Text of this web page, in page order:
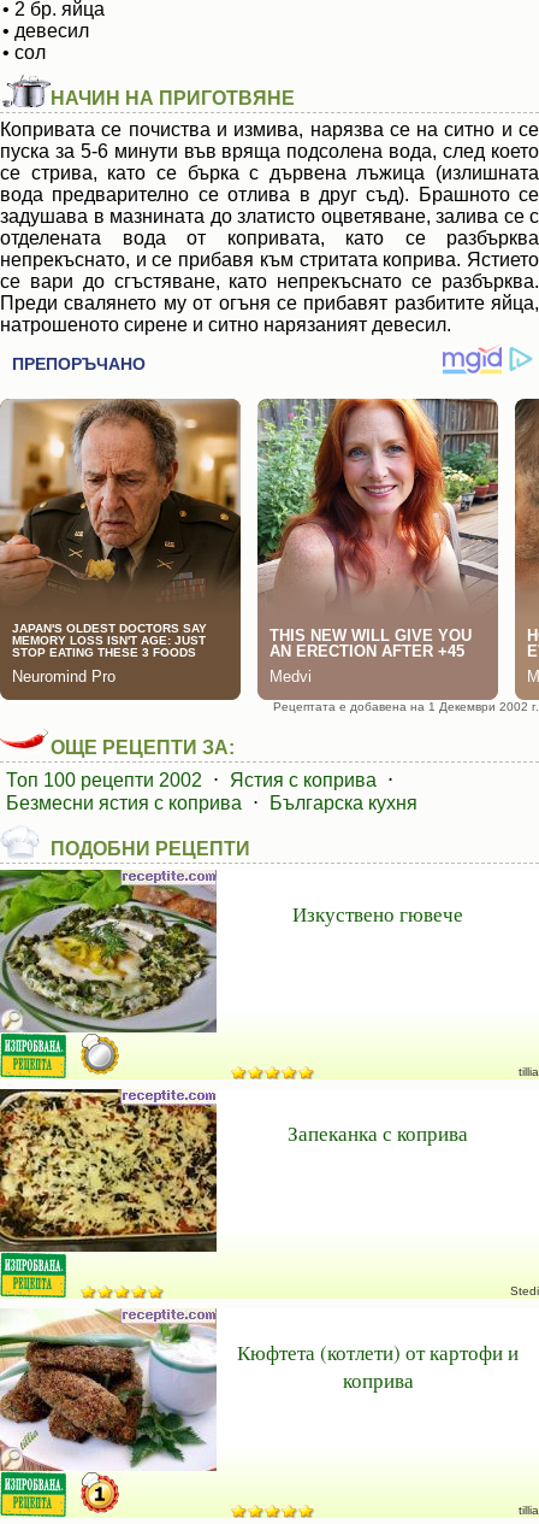
• 2 бр. яйца
• девесил
• сол
НАЧИН НА ПРИГОТВЯНЕ
Копривата се почиства и измива, нарязва се на ситно и се
пуска за 5-6 минути във вряща подсолена вода, след което
се стрива, като се бърка с дървена лъжица (излишната
вода предварително се отлива в друг съд). Брашното се
задушава в мазнината до златисто оцветяване, залива се с
отделената вода от копривата, като се разбърква
непрекъснато, и се прибавя към стритата коприва. Ястието
се вари до сгъстяване, като непрекъснато се разбърква.
Преди свалянето му от огъня се прибавят разбитите яйца,
натрошеното сирене и ситно нарязаният девесил.
Рецептата е добавена на 1 Декември 2002 г.
ОЩЕ РЕЦЕПТИ ЗА:
Топ 100 рецепти 2002
⋅ Ястия с коприва
⋅
Безмесни ястия с коприва
⋅ Българска кухня
ПОДОБНИ РЕЦЕПТИ
Изкуствено гювече
tillia
Запеканка с коприва
Stedi
Кюфтета (котлети) от картофи и
коприва
tillia